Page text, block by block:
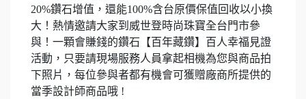
20%鑽石增值，還能100%含台原價保值回收以小換
大！熱情邀請大家到威世登時尚珠寶全台門市參
與！一顆會賺錢的鑽石【百年藏鑽】百人幸福見證
活動，只要請現場服務人員拿起相機為您與商品拍
下照片，每位參與者都有機會可獲贈廠商所提供的
當季設計師商品哦 !